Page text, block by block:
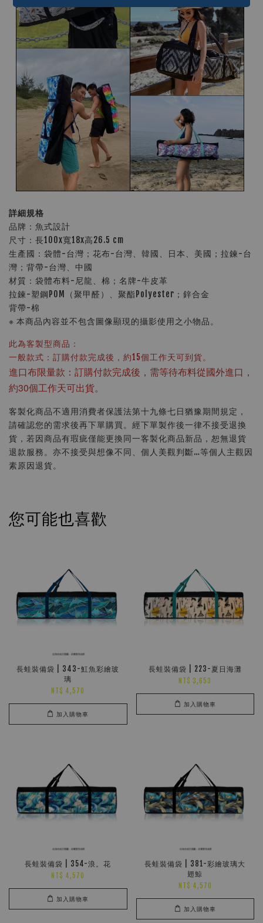
詳細規格
品牌：魚式設計
尺寸：長100x寬18x高26.5 cm
生產國：袋體-台灣；花布-台灣、韓國、日本、美國；拉鍊-台
灣；背帶-台灣、中國
材質：袋體布料-尼龍、棉；名牌-牛皮革
拉鍊-塑鋼POM（聚甲醛）、聚酯Polyester；鋅合金
背帶-棉
※ 本商品內容並不包含圖像顯現的攝影使用之小物品。
此為客製型商品：
一般款式：訂購付款完成後，約15個工作天可到貨。
進口布限量款：訂購付款完成後，需等待布料從國外進口，
約30個工作天可出貨。
客製化商品不適用消費者保護法第十九條七日猶豫期間規定，
請確認您的需求後再下單購買。經下單製作後一律不接受退換
貨，若因商品有瑕疵僅能更換同一客製化商品新品，恕無退貨
退款服務。亦不接受與想像不同、個人美觀判斷…等個人主觀因
素原因退貨。
您可能也喜歡
長蛙裝備袋 | 343-魟魚彩繪玻
璃
NT$ 4,570
加入購物車
長蛙裝備袋 | 223-夏日海灘
NT$ 3,653
加入購物車
長蛙裝備袋 | 354-浪。花
NT$ 4,570
加入購物車
長蛙裝備袋 | 381-彩繪玻璃大
翅鯨
NT$ 4,570
加入購物車